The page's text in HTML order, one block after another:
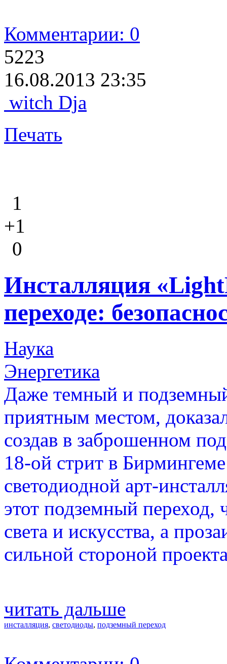
Комментарии: 0
5223
16.08.2013 23:35
witch Dja
Печать
1
+1
0
Инсталляция
переходе:
Наука
Энергетика
Даже темный и
приятным местом,
создав в заброшенном
18-ой стрит в
светодиодной арт-
этот подземный переход,
света и искусства, а
сильной стороной
читать дальше
инсталляция, светодиоды, подземный переход